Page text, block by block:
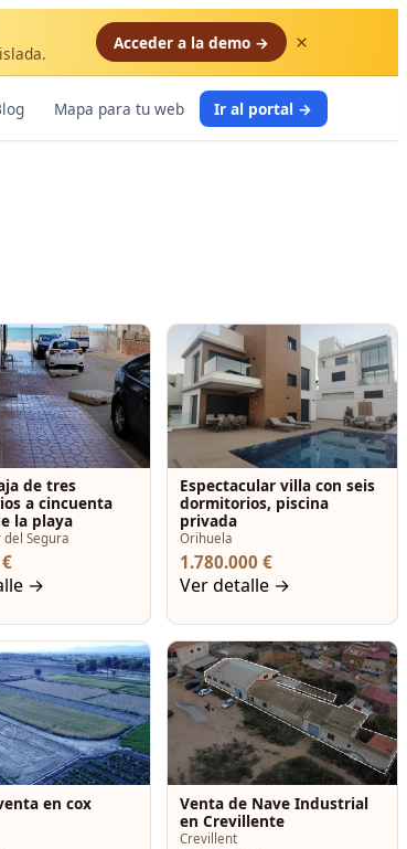
Acceder a la demo → ×
Mapa para tu web Ir al portal →
de tres
a cincuenta
la playa
del Segura
→
Espectacular villa con seis
dormitorios, piscina
privada
Orihuela
1.780.000 €
Ver detalle →
en cox
Venta de Nave Industrial
en Crevillente
Crevillent